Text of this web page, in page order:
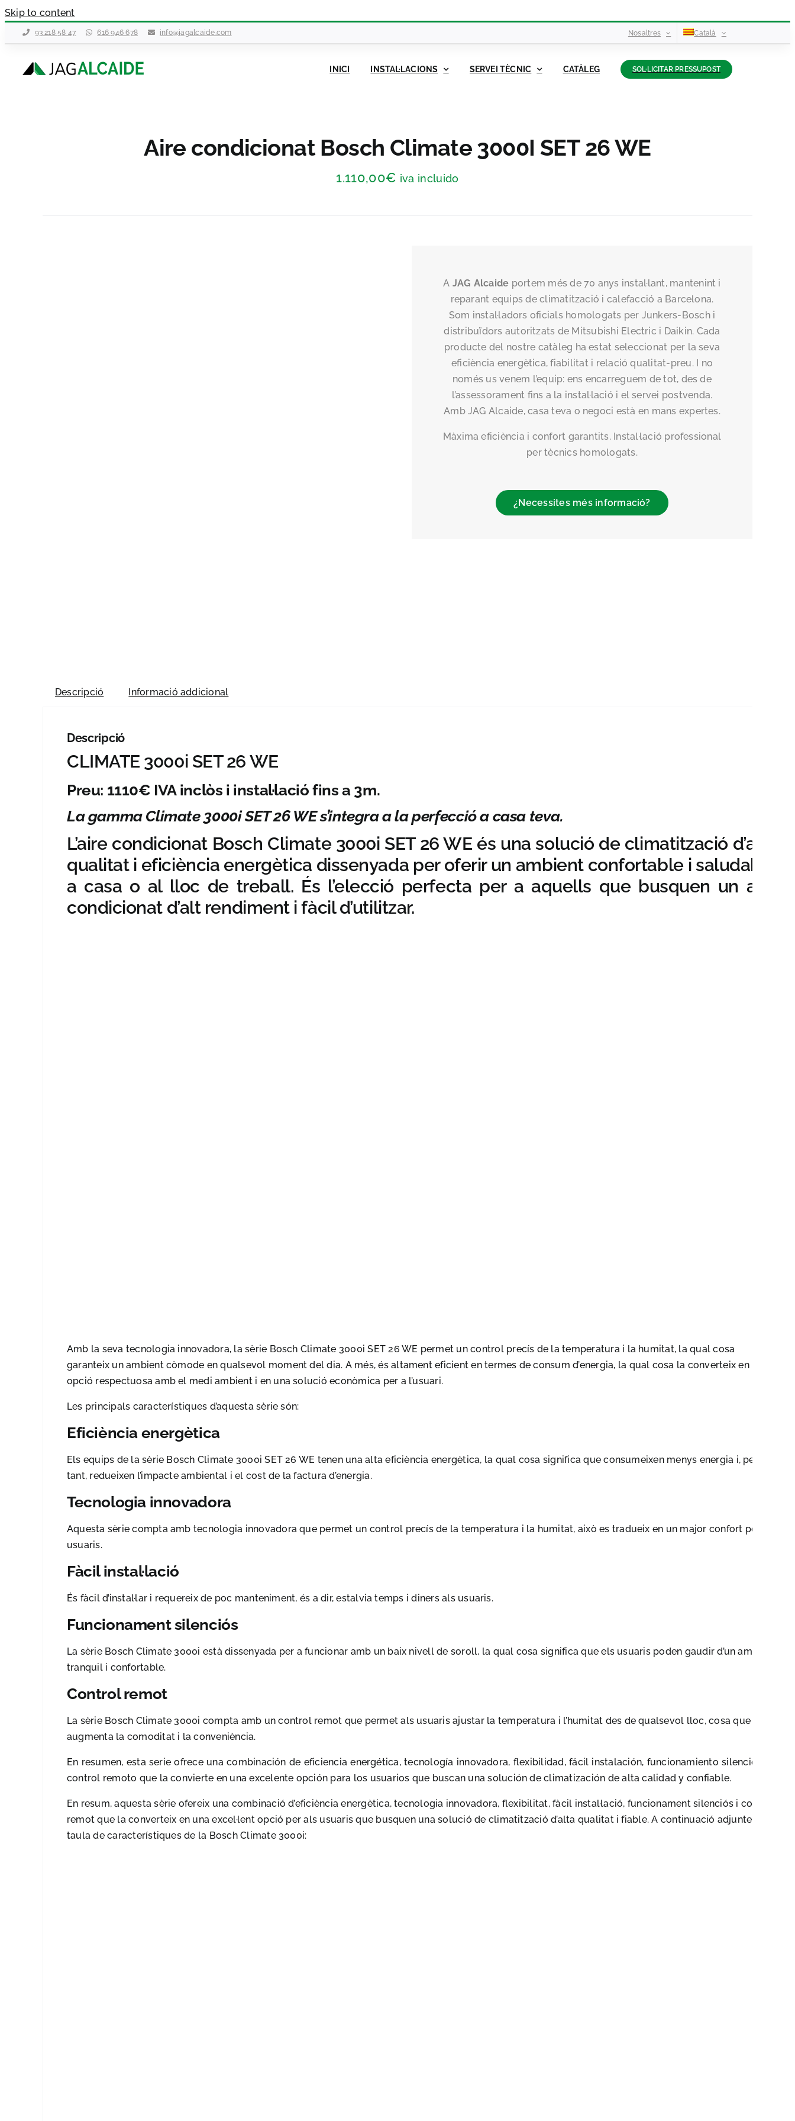
Skip to content
93 218 58 47 616 946 678 info@jagalcaide.com Nosaltres Català
INICI INSTAL·LACIONS SERVEI TÈCNIC CATÀLEG SOL·LICITAR PRESSUPOST
Aire condicionat Bosch Climate 3000I SET 26 WE
1.110,00€ iva incluido
A JAG Alcaide portem més de 70 anys instal·lant, mantenint i
reparant equips de climatització i calefacció a Barcelona.
Som instal·ladors oficials homologats per Junkers-Bosch i
distribuïdors autoritzats de Mitsubishi Electric i Daikin. Cada
producte del nostre catàleg ha estat seleccionat per la seva
eficiència energètica, fiabilitat i relació qualitat-preu. I no
només us venem l’equip: ens encarreguem de tot, des de
l’assessorament fins a la instal·lació i el servei postvenda.
Amb JAG Alcaide, casa teva o negoci està en mans expertes.
Màxima eficiència i confort garantits. Instal·lació professional
per tècnics homologats.
¿Necessites més informació?
Descripció Informació addicional
Descripció
CLIMATE 3000i SET 26 WE
Preu: 1110€ IVA inclòs i instal·lació fins a 3m.
La gamma Climate 3000i SET 26 WE s’integra a la perfecció a casa teva.
L’aire condicionat Bosch Climate 3000i SET 26 WE és una solució de climatització d’alta
qualitat i eficiència energètica dissenyada per oferir un ambient confortable i saludable
a casa o al lloc de treball. És l’elecció perfecta per a aquells que busquen un aire
condicionat d’alt rendiment i fàcil d’utilitzar.
Amb la seva tecnologia innovadora, la sèrie Bosch Climate 3000i SET 26 WE permet un control precís de la temperatura i la humitat, la qual cosa
garanteix un ambient còmode en qualsevol moment del dia. A més, és altament eficient en termes de consum d’energia, la qual cosa la converteix en una
opció respectuosa amb el medi ambient i en una solució econòmica per a l’usuari.
Les principals característiques d’aquesta sèrie són:
Eficiència energètica
Els equips de la sèrie Bosch Climate 3000i SET 26 WE tenen una alta eficiència energètica, la qual cosa significa que consumeixen menys energia i, per
tant, redueixen l’impacte ambiental i el cost de la factura d’energia.
Tecnologia innovadora
Aquesta sèrie compta amb tecnologia innovadora que permet un control precís de la temperatura i la humitat, això es tradueix en un major confort per als
usuaris.
Fàcil instal·lació
És fàcil d’instal·lar i requereix de poc manteniment, és a dir, estalvia temps i diners als usuaris.
Funcionament silenciós
La sèrie Bosch Climate 3000i està dissenyada per a funcionar amb un baix nivell de soroll, la qual cosa significa que els usuaris poden gaudir d’un ambient
tranquil i confortable.
Control remot
La sèrie Bosch Climate 3000i compta amb un control remot que permet als usuaris ajustar la temperatura i l’humitat des de qualsevol lloc, cosa que
augmenta la comoditat i la conveniència.
En resumen, esta serie ofrece una combinación de eficiencia energética, tecnología innovadora, flexibilidad, fácil instalación, funcionamiento silencioso y
control remoto que la convierte en una excelente opción para los usuarios que buscan una solución de climatización de alta calidad y confiable.
En resum, aquesta sèrie ofereix una combinació d’eficiència energètica, tecnologia innovadora, flexibilitat, fàcil instal·lació, funcionament silenciós i control
remot que la converteix en una excel·lent opció per als usuaris que busquen una solució de climatització d’alta qualitat i fiable. A continuació adjuntem la
taula de característiques de la Bosch Climate 3000i: